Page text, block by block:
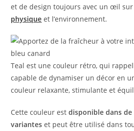
et de design toujours avec un œil sur
physique et l’environnement.
Teal est une couleur rétro, qui
capable de dynamiser un décor en
couleur relaxante, stimulante et
Cette couleur estdisponible dans
variantes et peut être utilisé dans